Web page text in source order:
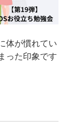
体が慣れてい
った印象です